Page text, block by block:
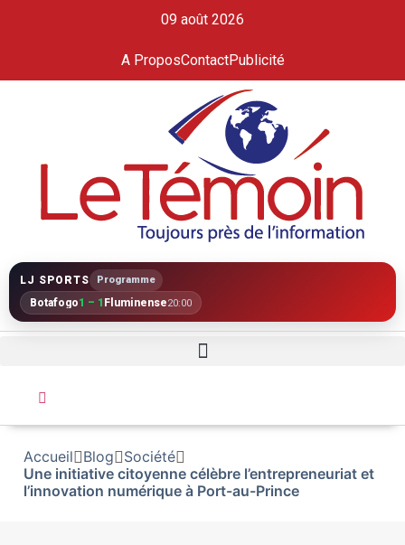
09 août 2026
A ProposContactPublicité
LJ SPORTS Programme
Botafogo1 – 1 Fluminense20:00
Accueil Blog
Société
Une initiative citoyenne célèbre l’entrepreneuriat et
l’innovation numérique à Port-au-Prince